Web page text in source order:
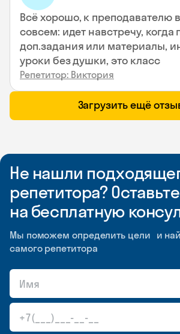
Всё хорошо, к преподавателю
совсем: идет навстречу, когда
доп.задания или материалы,
уроки без душки, это класс
Репетитор: Виктория
Загрузить ещё
Не нашли
репетитора?
на бесплатную
Мы поможем определить цели и
самого репетитора